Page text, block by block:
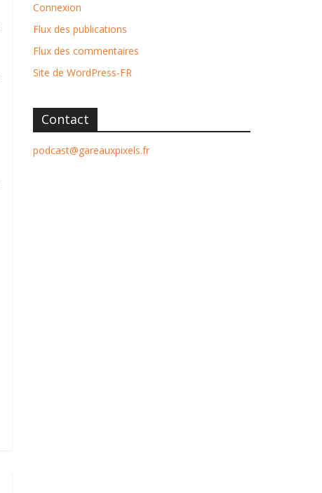
Connexion
Flux des publications
Flux des commentaires
Site de WordPress-FR
Contact
podcast@gareauxpixels.fr